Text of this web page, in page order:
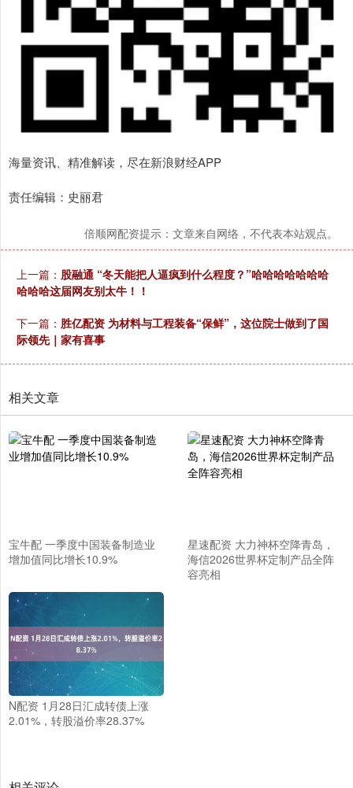
海量资讯、精准解读，尽在新浪财经APP
责任编辑：史丽君
倍顺网配资提示：文章来自网络，不代表本站观点。
上一篇： 股融通 “冬天能把人逼疯到什么程度？”哈哈哈哈哈哈哈
哈哈哈这届网友别太牛！！
下一篇： 胜亿配资 为材料与工程装备“保鲜”，这位院士做到了国
际领先｜家有喜事
相关文章
宝牛配 一季度中国装备制造业
增加值同比增长10.9%
星速配资 大力神杯空降青岛，
海信2026世界杯定制产品全阵
容亮相
N配资 1月28日汇成转债上涨
2.01%，转股溢价率28.37%